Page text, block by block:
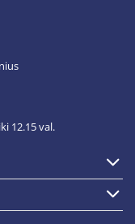
12.15 val.